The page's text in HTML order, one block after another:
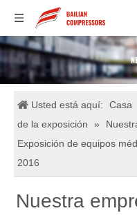
Usted está aquí: Casa
de la exposición
»
Exposición de equipos
2016
Nuestra